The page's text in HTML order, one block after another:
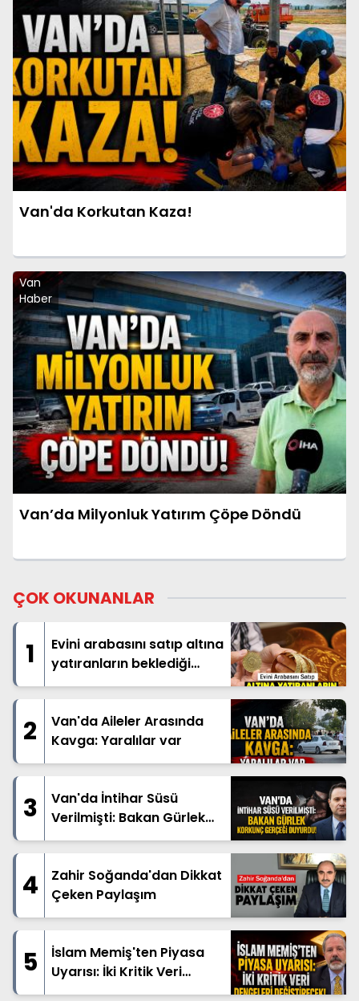
Van'da Korkutan Kaza!
Van
Haber
Van’da Milyonluk Yatırım Çöpe Döndü
ÇOK OKUNANLAR
1
Evini arabasını satıp altına
yatıranların beklediği
haber geldi
2
Van'da Aileler Arasında
Kavga: Yaralılar var
3
Van'da İntihar Süsü
Verilmişti: Bakan Gürlek
Korkunç Gerçeği Duyurdu!
4
Zahir Soğanda'dan Dikkat
Çeken Paylaşım
5
İslam Memiş'ten Piyasa
Uyarısı: İki Kritik Veri
Dengeleri Değiştirecek!